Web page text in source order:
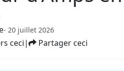
- 20 juillet 2026
ceci| Partager ceci